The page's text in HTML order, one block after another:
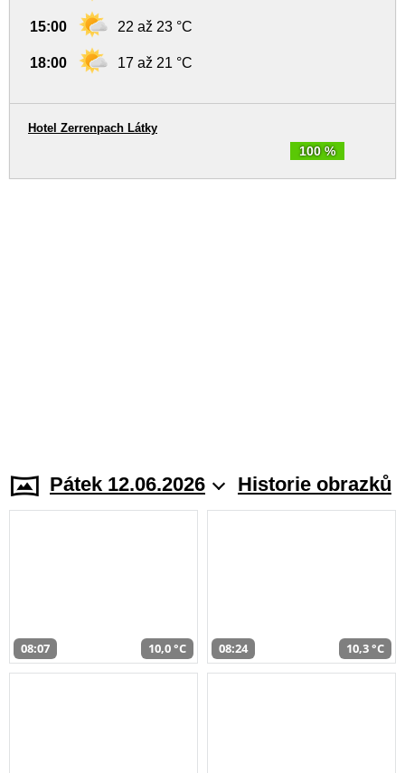
15:00 22 až 23 °C
18:00 17 až 21 °C
100 %
Hotel Zerrenpach Látky
Pátek 12.06.2026 Historie obrazků
08:07 10,0 °C 08:24 10,3 °C